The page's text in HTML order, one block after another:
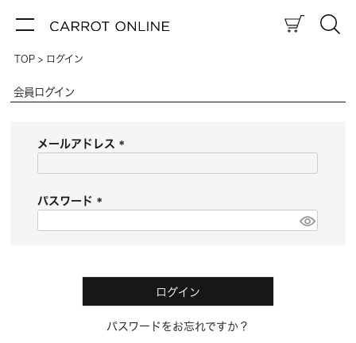
TOP ログイン
会員ログイン
メールアドレス
パスワード
ログイン
パスワードをお忘れですか？